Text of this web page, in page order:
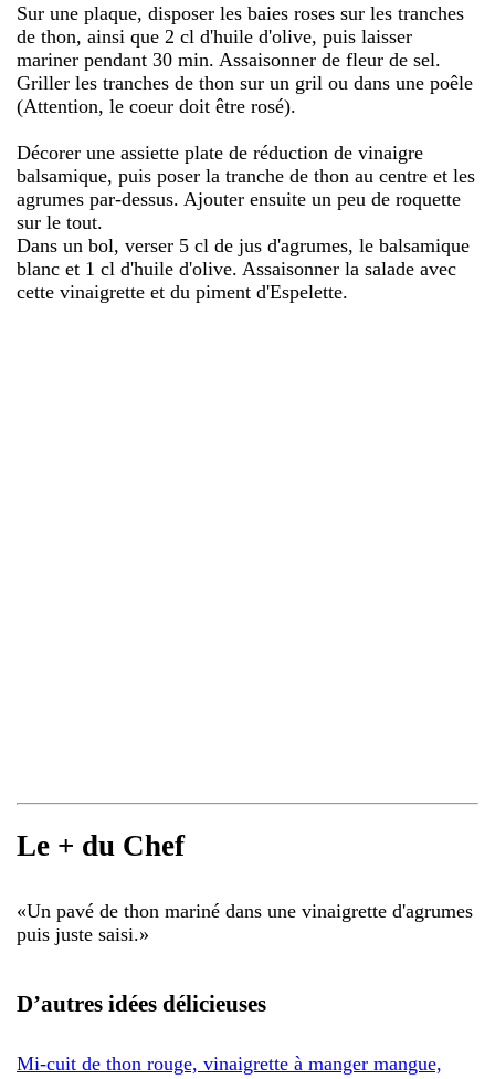
Sur une plaque, disposer les baies roses sur les tranches
de thon, ainsi que 2 cl d'huile d'olive, puis laisser
mariner pendant 30 min. Assaisonner de fleur de sel.
Griller les tranches de thon sur un gril ou dans une poêle
(Attention, le coeur doit être rosé).
Décorer une assiette plate de réduction de vinaigre
balsamique, puis poser la tranche de thon au centre et les
agrumes par-dessus. Ajouter ensuite un peu de roquette
sur le tout.
Dans un bol, verser 5 cl de jus d'agrumes, le balsamique
blanc et 1 cl d'huile d'olive. Assaisonner la salade avec
cette vinaigrette et du piment d'Espelette.
Le + du Chef
«Un pavé de thon mariné dans une vinaigrette d'agrumes
puis juste saisi.»
D’autres idées délicieuses
Mi-cuit de thon rouge, vinaigrette à manger mangue,